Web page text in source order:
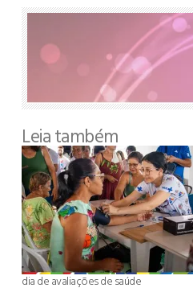
Leia também
dia de avaliações de saúde